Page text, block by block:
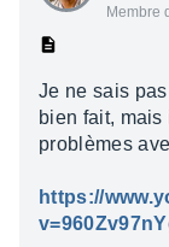
Membre
Je ne sais
bien fait,
problèmes
https://